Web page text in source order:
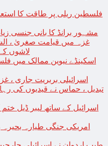
فلسطین ریلی پر طاقت کا
مشہور برانڈ کا بانی جنسی
غزہ میں قیامت صغریٰ ،
لاشوں کے
اسرائیلی بربریت جاری ،
تبدیل ، حماس نے قیدیوں کی
اسرائیل کے ساتھ لیبر ڈیل ختم